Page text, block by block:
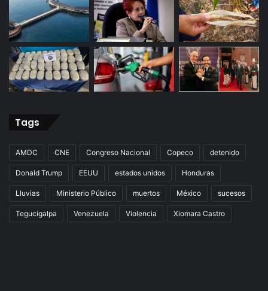
Tags
AMDC CNE Congreso Nacional Copeco detenido
Donald Trump EEUU estados unidos Honduras
Lluvias Ministerio Público muertos México sucesos
Tegucigalpa Venezuela Violencia Xiomara Castro